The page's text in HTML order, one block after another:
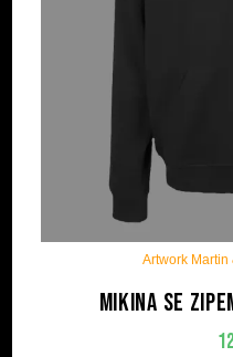
Artwork Martin
Mikina se